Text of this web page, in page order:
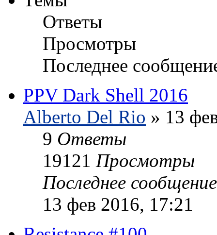
Ответы
Просмотры
Последнее
PPV Dark Shell 2016
Alberto Del Rio » 13
9 Ответы
19121 Просмотры
Последнее
13 фев 2016, 17:21